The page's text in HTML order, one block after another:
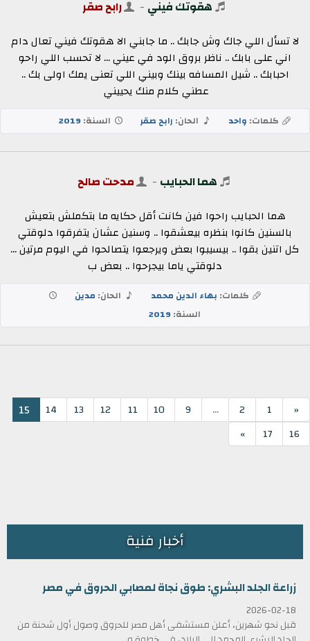
هقوتك فيني - رابح صقر
لا تسأل اللي جاك وش جابك .. ‏ما جابني الا هقوتك فيني ‏تعال دام
اني على بابك .. ‏ناظر بروق الود في عيني ... ‏لا تحسب اللي راحو
احبابك .. شيل المسافه بينك وبيني ‏اللي تعنى يمك اولى بك ..
عطني كلام منك يحييني ‏
كلمات: واحد الحان: رابح صقر السنة:2019
هما الحبايب - مدحت صالح
هما الحبايب راحوا فين كانت أقل حكايه ما بتكملش بتعيش
بالسنين كانوا بنظره بيعشقوا .. وسنين عشان يتفرقوا دلوقتي
كل اتنين بقوا .. بيسيبوا بعض ويرجعوا يتصالحوا في اليوم مرتين ...
دلوقتي ياما بيجرحوا .. بعض ب
كلمات: بهاء الدين محمد الحان: مدين
السنة:2019
«
1
2
...
9
10
11
12
13
14
15
16
17
»
أخبار فنية
زراعة الجلد البشري: طوق نجاة لمصابي الحروق في مصر
2026-02-18
قبل نحو شهرين، أعلن مستشفى أهل مصر للحروق وصول أول شحنة من